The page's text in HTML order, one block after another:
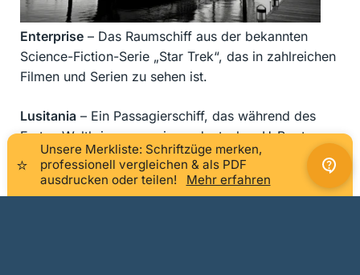
Enterprise – Das Raumschiff aus der bekannten
Science-Fiction-Serie „Star Trek“, das in zahlreichen
Filmen und Serien zu sehen ist.
Lusitania – Ein Passagierschiff, das während des
Ersten Weltkriegs von einem deutschen U-Boot
versenkt wurde.
Queen Elizabeth II– Ein luxuriöses Kreuzfahrtschiff,
⭐
Unsere Merkliste: Schriftzüge merken,
professionell vergleichen & als PDF
ausdrucken oder teilen!
Mehr erfahren
×